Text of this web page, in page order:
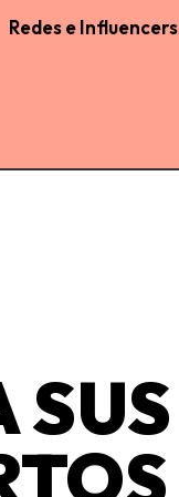
Redes e Influencers
SUS